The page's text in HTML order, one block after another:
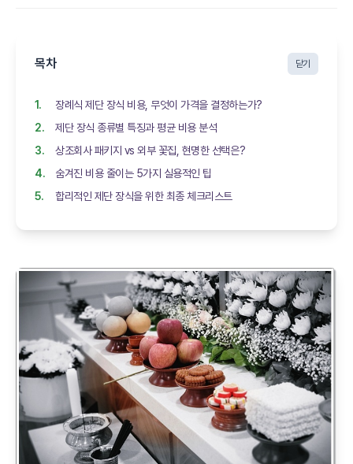
목차 닫기
장례식 제단 장식 비용, 무엇이 가격을 결정하는가?
제단 장식 종류별 특징과 평균 비용 분석
상조회사 패키지 vs 외부 꽃집, 현명한 선택은?
숨겨진 비용 줄이는 5가지 실용적인 팁
합리적인 제단 장식을 위한 최종 체크리스트